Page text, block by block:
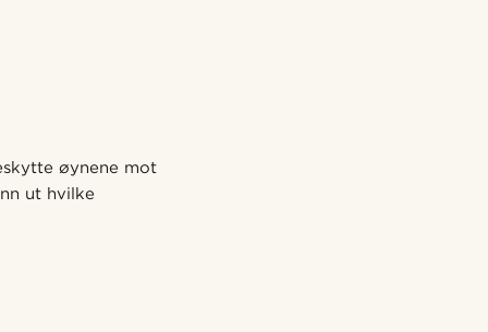
øynene mot
ut hvilke